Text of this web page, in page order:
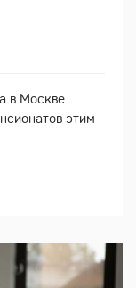
в Москве
этим